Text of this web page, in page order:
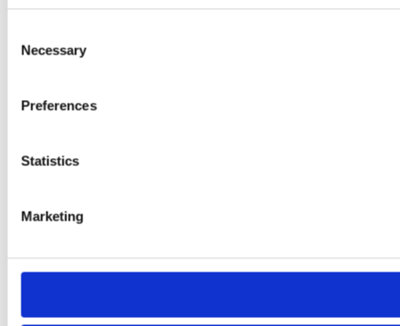
Selection
Necessary
Preferences
Statistics
Marketing